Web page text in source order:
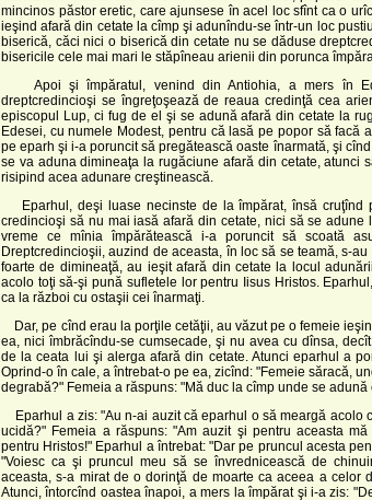
mincinos păstor eretic, care ajunsese în acel loc sfînt ca o
ieşind afară din cetate la cîmp şi adunîndu-se într-un loc
biserică, căci nici o biserică din cetate nu se dăduse
bisericile cele mai mari le stăpîneau arienii din porunca
Apoi şi împăratul, venind din Antiohia, a mers în
dreptcredincioşi se îngreţoşează de reaua credinţă cea
episcopul Lup, ci fug de el şi se adună afară din cetate la
Edesei, cu numele Modest, pentru că lasă pe popor să facă
pe eparh şi i-a poruncit să pregătească oaste înarmată, şi
se va aduna dimineaţa la rugăciune afară din cetate, atunci
risipind acea adunare creştinească.
Eparhul, deşi luase necinste de la împărat, însă cruţînd
credincioşi să nu mai iasă afară din cetate, nici să se
vreme ce mînia împărătească i-a poruncit să scoată
Dreptcredincioşii, auzind de aceasta, în loc să se teamă, s-
foarte de dimineaţă, au ieşit afară din cetate la locul
acolo toţi să-şi pună sufletele lor pentru Iisus Hristos.
ca la război cu ostaşii cei înarmaţi.
Dar, pe cînd erau la porţile cetăţii, au văzut pe o femeie
ea, nici îmbrăcîndu-se cumsecade, şi nu avea cu dînsa,
de la ceata lui şi alerga afară din cetate. Atunci eparhul a
Oprind-o în cale, a întrebat-o pe ea, zicînd: "Femeie săracă,
degrabă?" Femeia a răspuns: "Mă duc la cîmp unde se adună
Eparhul a zis: "Au n-ai auzit că eparhul o să meargă acolo
ucidă?" Femeia a răspuns: "Am auzit şi pentru aceasta
pentru Hristos!" Eparhul a întrebat: "Dar pe pruncul acesta
"Voiesc ca şi pruncul meu să se învrednicească de
aceasta, s-a mirat de o dorinţă de moarte ca aceea a celor
Atunci, întorcînd oastea înapoi, a mers la împărat şi i-a zis: